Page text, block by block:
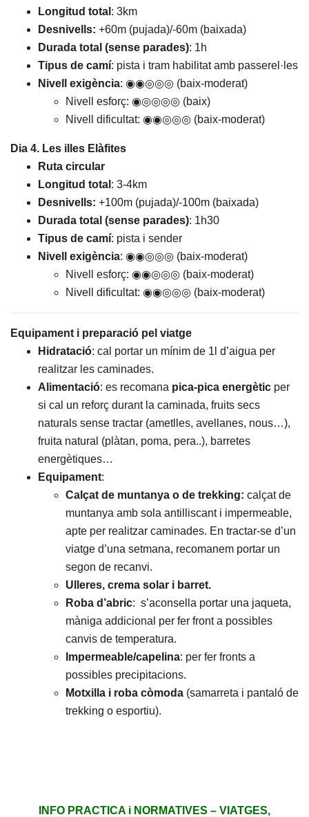
Longitud total : 3km
Desnivells: +60m (pujada)/-60m (baixada)
Durada total (sense parades): 1h
Tipus de camí: pista i tram habilitat amb passerel·les
Nivell exigència: ◉◉◎◎◎ (baix-moderat)
Nivell esforç: ◉◎◎◎◎ (baix)
Nivell dificultat: ◉◉◎◎◎ (baix-moderat)
Dia 4. Les illes Elàfites
Ruta circular
Longitud total : 3-4km
Desnivells: +100m (pujada)/-100m (baixada)
Durada total (sense parades): 1h30
Tipus de camí: pista i sender
Nivell exigència: ◉◉◎◎◎ (baix-moderat)
Nivell esforç: ◉◉◎◎◎ (baix-moderat)
Nivell dificultat: ◉◉◎◎◎ (baix-moderat)
Equipament i preparació pel viatge
Hidratació: cal portar un mínim de 1l d’aigua per
realitzar les caminades.
Alimentació: es recomana pica-pica energètic per
si cal un reforç durant la caminada, fruits secs
naturals sense tractar (ametlles, avellanes, nous…),
fruita natural (plàtan, poma, pera..), barretes
energètiques…
Equipament:
Calçat de muntanya o de trekking: calçat de
muntanya amb sola antilliscant i impermeable,
apte per realitzar caminades. En tractar-se d’un
viatge d’una setmana, recomanem portar un
segon de recanvi.
Ulleres, crema solar i barret.
Roba d’abric: s’aconsella portar una jaqueta,
màniga addicional per fer front a possibles
canvis de temperatura.
Impermeable/capelina: per fer fronts a
possibles precipitacions.
Motxilla i roba còmoda (samarreta i pantaló de
trekking o esportiu).
INFO PRACTICA i NORMATIVES – VIATGES,